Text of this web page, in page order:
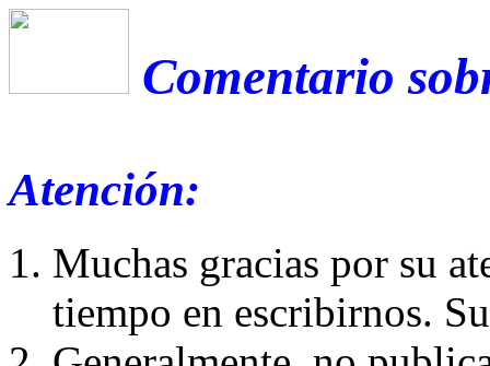
Comentario
Atención:
Muchas gracias por su
tiempo en escribirnos.